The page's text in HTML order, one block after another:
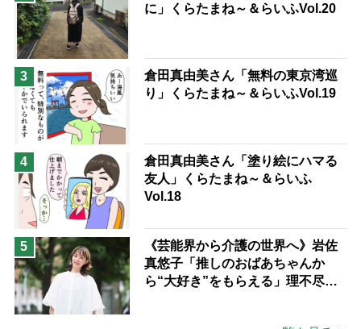
に」くらたまね～＆らいふVol.20
3
倉田真由美さん「無料の東京湾巡
り」くらたまね～＆らいふVol.19
4
倉田真由美さん「塗り絵にハマる
友人」くらたまね～＆らいふ
Vol.18
5
《芸能界から介護の世界へ》岩佐
真悠子「推しのおばあちゃんか
ら“大好き”をもらえる」理不尽さ